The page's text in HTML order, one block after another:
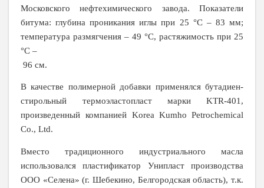
Московского нефтехимического завода. Показатели
битума: глубина проникания иглы при 25 °С – 83 мм;
температура размягчения – 49 °С, растяжимость при 25
°С –
96 см.
В качестве полимерной добавки применялся бутадиен-
стирольный термоэластопластмарки KTR-401,
произведенный компанией Korea Kumho Petrochemical
Co., Ltd.
Вместо традиционного индустриального масла
использовался пластификатор Унипластпроизводства
ООО «Селена» (г. Шебекино, Белгородская область), т.к.